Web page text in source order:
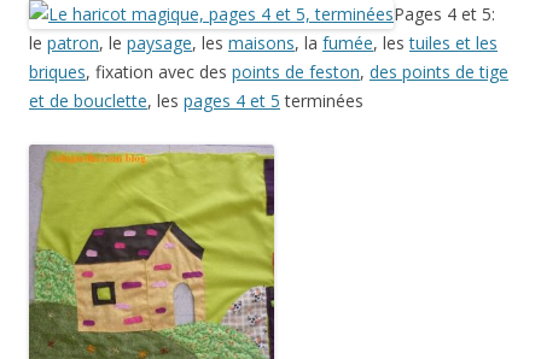
Pages 4 et 5:
le patron, le paysage, les maisons, la fumée, lestuiles et les
briques, fixation avec des points de feston, des points de tige
et de bouclette, les pages 4 et 5 terminées